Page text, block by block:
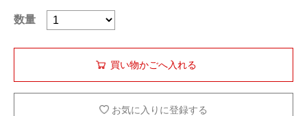
数量
お気に入りに登録する